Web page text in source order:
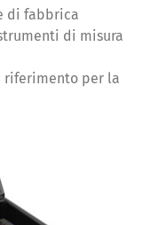
di fabbrica
di misura
riferimento per la